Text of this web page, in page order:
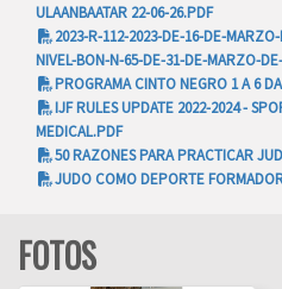
ULAANBAATAR 22-06-26.PDF
2023-R-112-2023-DE-16-DE-
NIVEL-BON-N-65-DE-31-DE-MARZO-
PROGRAMA CINTO NEGRO 1 A 6
IJF RULES UPDATE 2022-2024 -
MEDICAL.PDF
50 RAZONES PARA PRACTICAR
JUDO COMO DEPORTE
FOTOS
Grand Slam de
Mongolia_Ulaanbaatar